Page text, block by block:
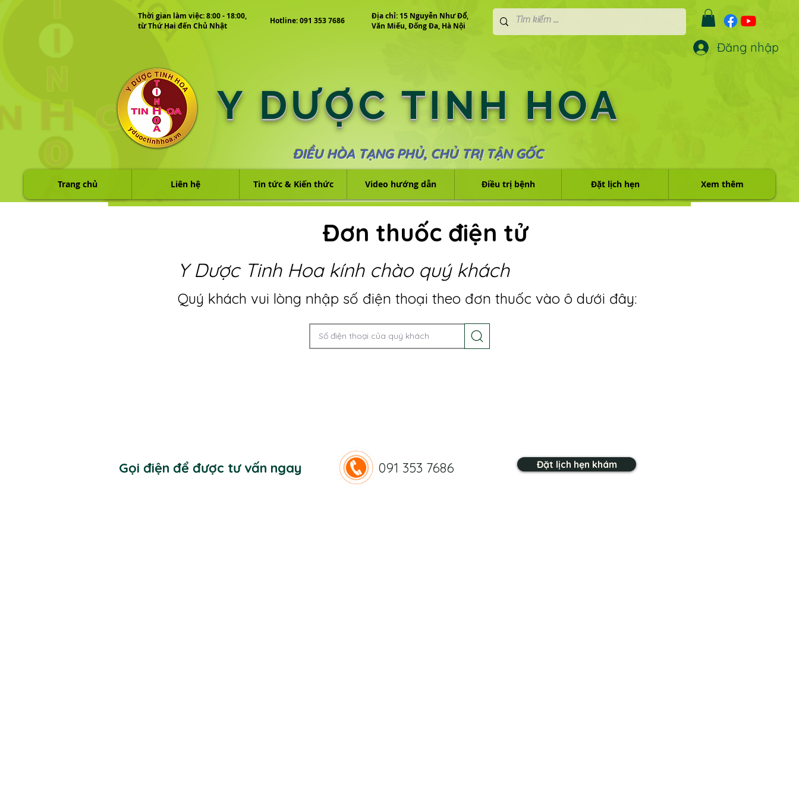
Đăng nhập
Thời gian làm việc: 8:00 - 18:00,
từ Thứ Hai đến Chủ Nhật
Hotline: 091 353 7686
Địa chỉ: 15 Nguyễn Như Đổ,
Văn Miếu, Đống Đa, Hà Nội
Y DƯỢC TINH HOA
ĐIỀU HÒA TẠNG PHỦ, CHỦ TRỊ TẬN GỐC
Trang chủ Liên hệ Tin tức & Kiến thức Video hướng dẫn Điều trị bệnh Đặt lịch hẹn Xem thêm
Đơn thuốc điện tử
Y Dược Tinh Hoa kính chào quý khách
Quý khách vui lòng nhập số điện thoại theo đơn thuốc vào ô dưới đây:
Gọi điện để được tư vấn ngay 091 353 7686 Đặt lịch hẹn khám